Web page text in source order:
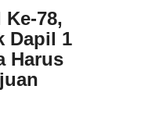
78,
Dapil 1
Harus